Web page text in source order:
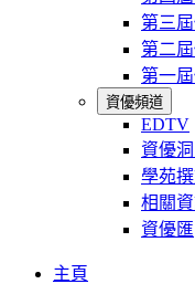
第三
第二
第一
資優頻道
EDTV
資優
學苑
相關
資優匯
主頁